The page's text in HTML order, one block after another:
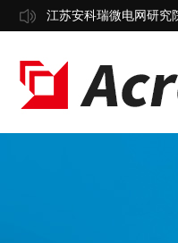
江苏安科瑞微电网研究